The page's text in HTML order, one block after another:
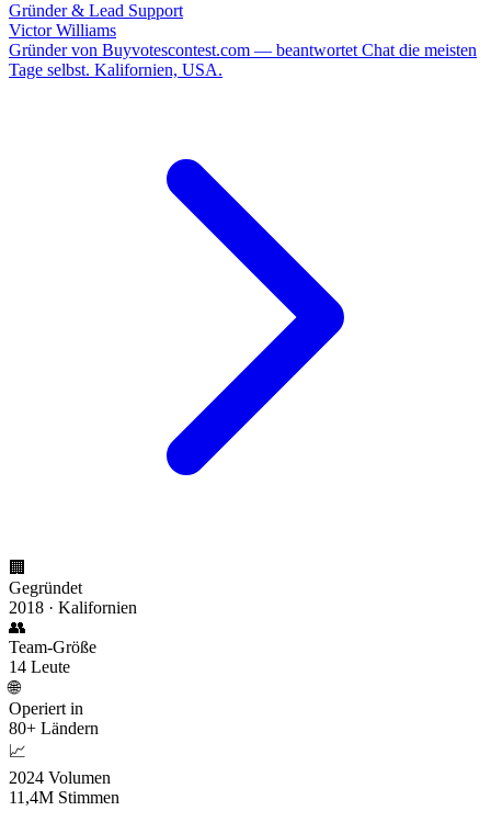
Gründer & Lead Support
Victor Williams
Gründer von Buyvotescontest.com — beantwortet Chat die meisten
Tage selbst. Kalifornien, USA.
🏢
Gegründet
2018 · Kalifornien
👥
Team-Größe
14 Leute
🌐
Operiert in
80+ Ländern
📈
2024 Volumen
11,4M Stimmen